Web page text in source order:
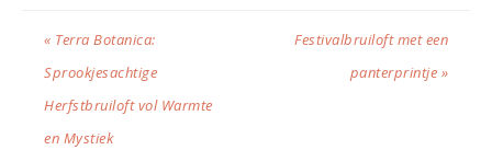
« Terra Botanica:
Sprookjesachtige
Herfstbruiloft vol Warmte
en Mystiek
Festivalbruiloft met een
panterprintje »